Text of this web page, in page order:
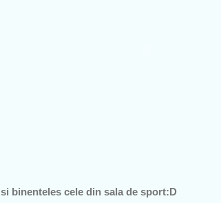
si binenteles cele din sala de sport:D